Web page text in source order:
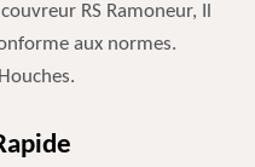
RS Ramoneur, Il
aux normes.